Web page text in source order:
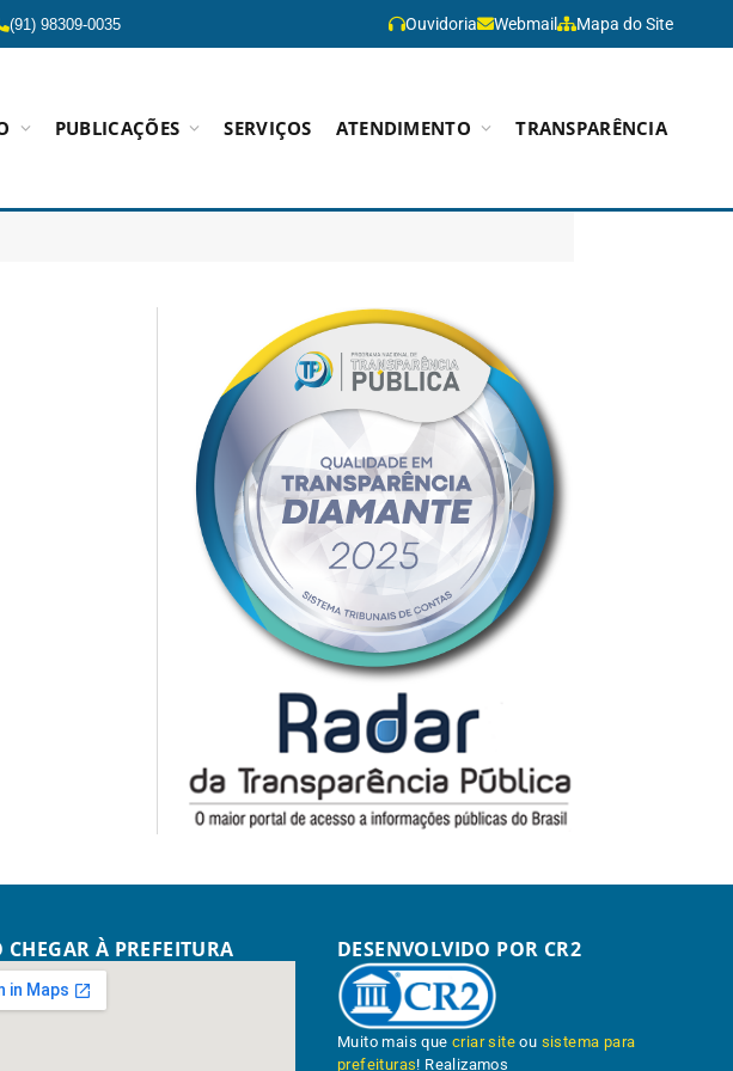
(91) 98309-0035 Ouvidoria Webmail Mapa do Site
PUBLICAÇÕES SERVIÇOS ATENDIMENTO TRANSPARÊNCIA
CHEGAR À PREFEITURA DESENVOLVIDO POR CR2
Muito mais quecriar site ou sistema para
prefeituras! Realizamos